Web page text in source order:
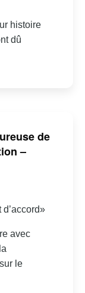
histoire
dû
de
–
avec
le